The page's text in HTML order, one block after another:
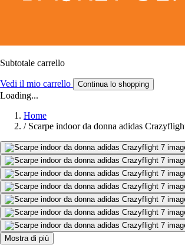
Subtotale carrello
Vedi il mio carrello Continua lo shopping
Loading...
Home
/ Scarpe indoor da donna adidas
Mostra di più